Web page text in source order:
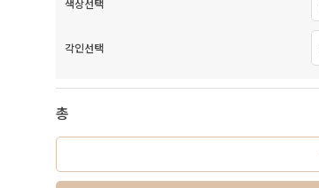
색상선택
각인선택
총